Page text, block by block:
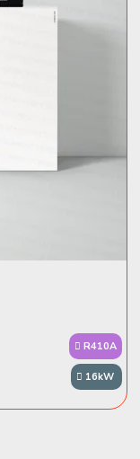
R410A
16kW